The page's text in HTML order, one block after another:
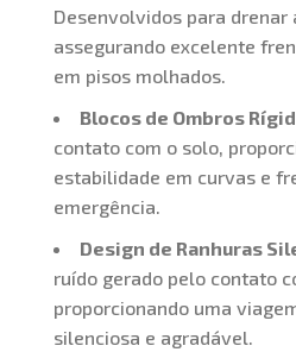
Desenvolvidos para drenar
assegurando excelente
em pisos molhados.
Blocos de Ombros
contato com o solo,
estabilidade em curvas e
emergência.
Design de Ranhuras
ruído gerado pelo contato
proporcionando uma
silenciosa e agradável.